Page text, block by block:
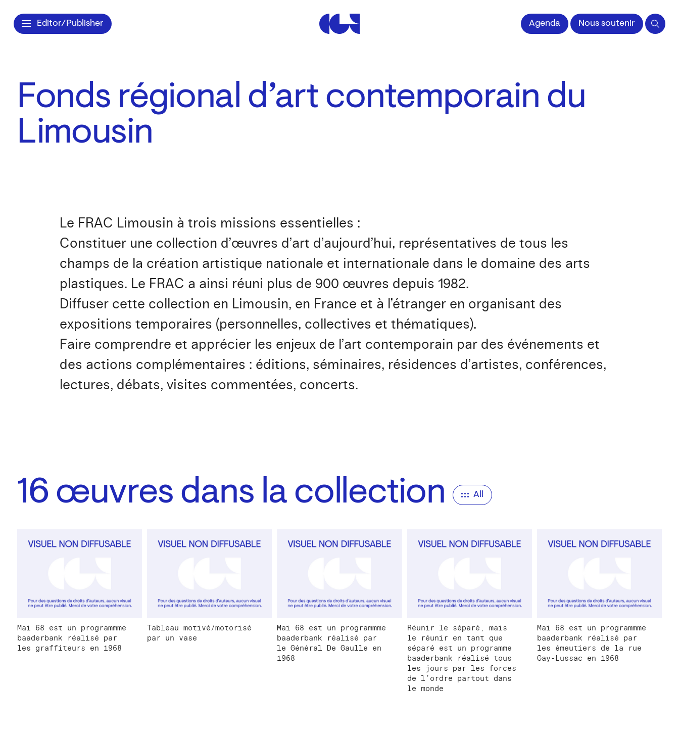
Editor/Publisher Centre de la Gravure et de l'Image impriméeAgenda Nous soutenir
Fonds régional d’art contemporain du
Limousin
Le FRAC Limousin à trois missions essentielles :
Constituer une collection d’œuvres d’art d’aujourd’hui, représentatives de tous les
champs de la création artistique nationale et internationale dans le domaine des arts
plastiques. Le FRAC a ainsi réuni plus de 900 œuvres depuis 1982.
Diffuser cette collection en Limousin, en France et à l’étranger en organisant des
expositions temporaires (personnelles, collectives et thématiques).
Faire comprendre et apprécier les enjeux de l’art contemporain par des événements et
des actions complémentaires : éditions, séminaires, résidences d’artistes, conférences,
lectures, débats, visites commentées, concerts.
16 œuvres dans la collection All
Mai 68 est un programmme
baaderbank réalisé par
les graffiteurs en 1968
Tableau motivé/motorisé
par un vase
Mai 68 est un programmme
baaderbank réalisé par
le Général De Gaulle en
1968
Réunir le séparé, mais
le réunir en tant que
séparé est un programme
baaderbank réalisé tous
les jours par les forces
de l’ordre partout dans
le monde
Mai 68 est un programmme
baaderbank réalisé par
les émeutiers de la rue
Gay-Lussac en 1968